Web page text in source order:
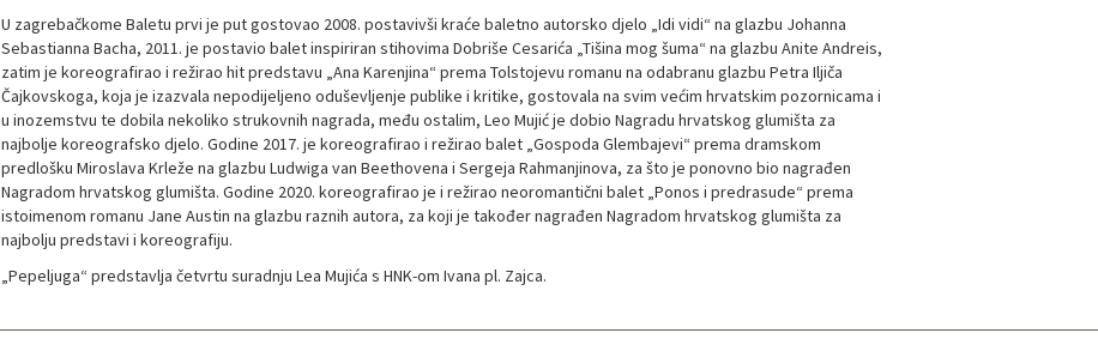
U zagrebačkome Baletu prvi je put gostovao 2008. postavivši kraće baletno autorsko djelo „Idi vidi“ na glazbu Johanna
Sebastianna Bacha, 2011. je postavio balet inspiriran stihovima Dobriše Cesarića „Tišina mog šuma“ na glazbu Anite Andreis,
zatim je koreografirao i režirao hit predstavu „Ana Karenjina“ prema Tolstojevu romanu na odabranu glazbu Petra Iljiča
Čajkovskoga, koja je izazvala nepodijeljeno oduševljenje publike i kritike, gostovala na svim većim hrvatskim pozornicama i
u inozemstvu te dobila nekoliko strukovnih nagrada, među ostalim, Leo Mujić je dobio Nagradu hrvatskog glumišta za
najbolje koreografsko djelo. Godine 2017. je koreografirao i režirao balet „Gospoda Glembajevi“ prema dramskom
predlošku Miroslava Krleže na glazbu Ludwiga van Beethovena i Sergeja Rahmanjinova, za što je ponovno bio nagrađen
Nagradom hrvatskog glumišta. Godine 2020. koreografirao je i režirao neoromantični balet „Ponos i predrasude“ prema
istoimenom romanu Jane Austin na glazbu raznih autora, za koji je također nagrađen Nagradom hrvatskog glumišta za
najbolju predstavi i koreografiju.
„Pepeljuga“ predstavlja četvrtu suradnju Lea Mujića s HNK-om Ivana pl. Zajca.